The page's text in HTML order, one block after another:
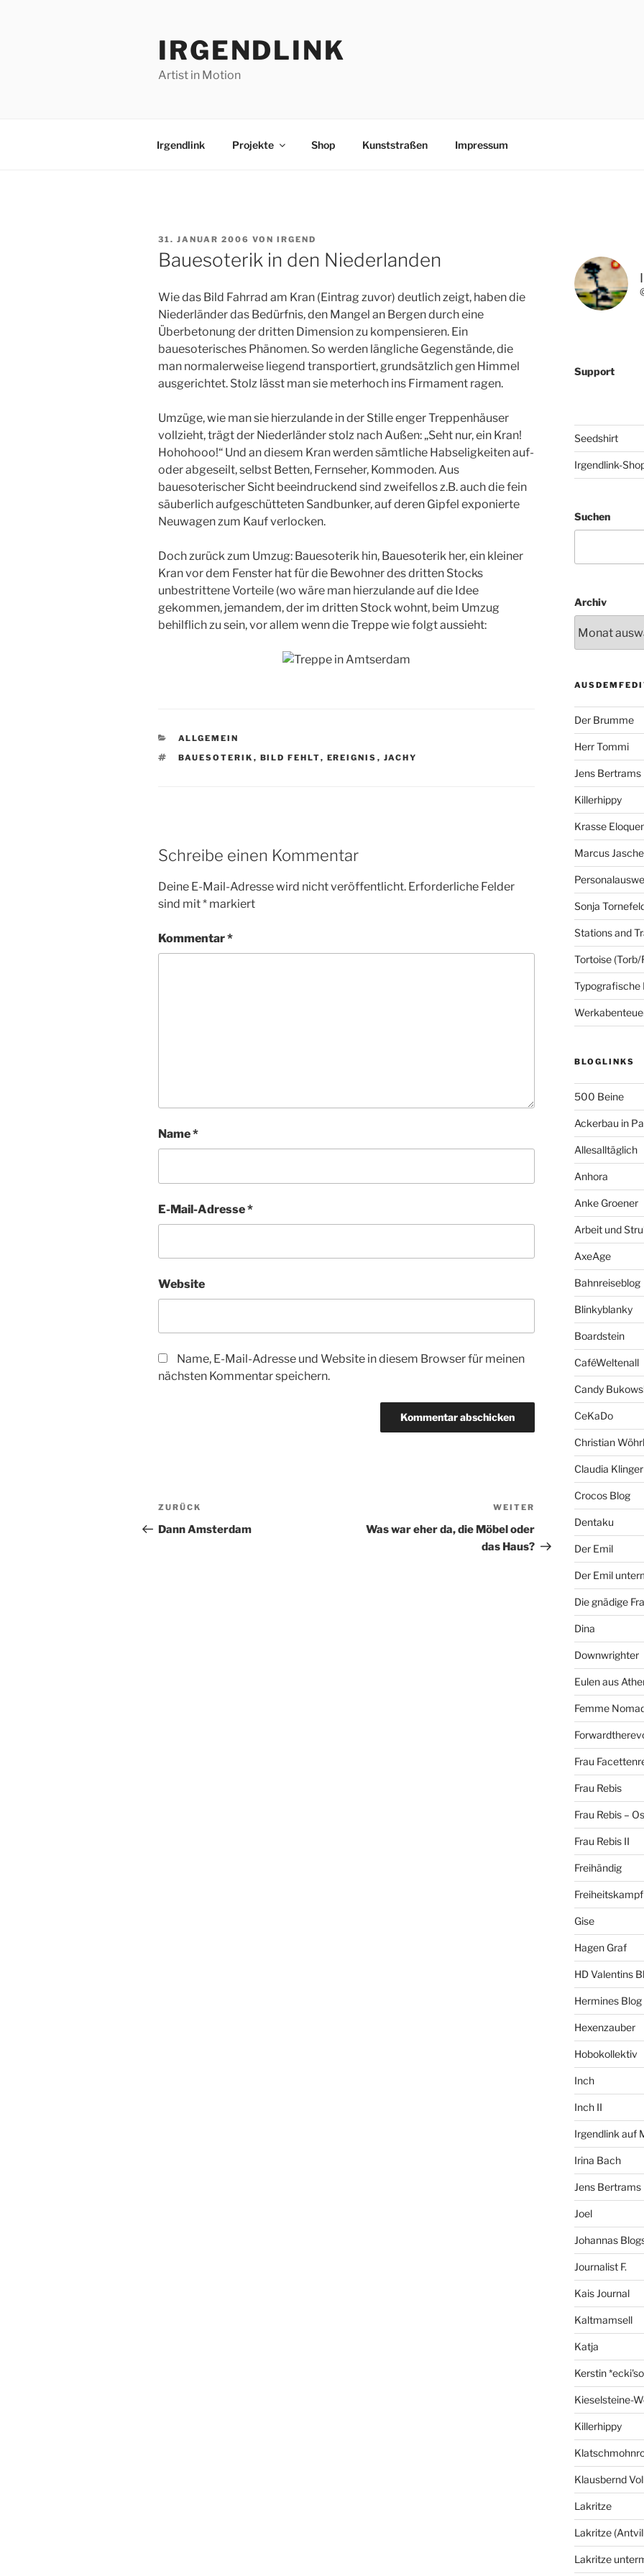
IRGENDLINK
Artist in Motion
Irgendlink Projekte Shop Kunststraßen Impressum
VERÖFFENTLICHT
AM
31. JANUAR 2006 VON IRGEND
Bauesoterik in den Niederlanden
Wie das Bild Fahrrad am Kran (Eintrag zuvor) deutlich zeigt, haben die
Niederländer das Bedürfnis, den Mangel an Bergen durch eine
Überbetonung der dritten Dimension zu kompensieren. Ein
bauesoterisches Phänomen. So werden längliche Gegenstände, die
man normalerweise liegend transportiert, grundsätzlich gen Himmel
ausgerichtet. Stolz lässt man sie meterhoch ins Firmament ragen.
Umzüge, wie man sie hierzulande in der Stille enger Treppenhäuser
vollzieht, trägt der Niederländer stolz nach Außen: „Seht nur, ein Kran!
Hohohooo!“ Und an diesem Kran werden sämtliche Habseligkeiten auf-
oder abgeseilt, selbst Betten, Fernseher, Kommoden. Aus
bauesoterischer Sicht beeindruckend sind zweifellos z.B. auch die fein
säuberlich aufgeschütteten Sandbunker, auf deren Gipfel exponierte
Neuwagen zum Kauf verlocken.
Doch zurück zum Umzug: Bauesoterik hin, Bauesoterik her, ein kleiner
Kran vor dem Fenster hat für die Bewohner des dritten Stocks
unbestrittene Vorteile (wo wäre man hierzulande auf die Idee
gekommen, jemandem, der im dritten Stock wohnt, beim Umzug
behilflich zu sein, vor allem wenn die Treppe wie folgt aussieht:
KATEGORIEN
ALLGEMEIN
SCHLAGWÖRTER
BAUESOTERIK , BILD FEHLT, EREIGNIS , JACHY
Schreibe einen Kommentar
Deine E-Mail-Adresse wird nicht veröffentlicht. Erforderliche Felder
sind mit* markiert
Kommentar*
Name*
E-Mail-Adresse*
Website
Name, E-Mail-Adresse und Website in diesem Browser für meinen
nächsten Kommentar speichern.
Beitragsnavigation
Vorheriger
Beitrag
ZURÜCK
Dann Amsterdam
Nächster
Beitrag
WEITER
Was war eher da, die Möbel oder
das Haus?
Support
Seedshirt
Irgendlink-
Suchen
Archiv
Der Brumme
Herr Tommi
Jens Bertrams
Killerhippy
Krasse
Marcus
Sonja
Stations and
Tortoise (Torb/
Typografische
BLOGLINKS
500 Beine
Ackerbau in
Allesalltäglich
Anhora
Anke Groener
Arbeit und
AxeAge
Bahnreiseblog
Blinkyblanky
Boardstein
CaféWeltenall
Candy
CeKaDo
Christian Wöhrl
Claudia Klinger
Crocos Blog
Dentaku
Der Emil
Der Emil
Die gnädige
Dina
Downwrighter
Eulen aus
Femme
Frau
Frau Rebis
Frau Rebis –
Frau Rebis II
Freihändig
Freiheitskampf
Gise
Hagen Graf
HD Valentins
Hermines Blog
Hexenzauber
Hobokollektiv
Inch
Inch II
Irgendlink auf
Irina Bach
Jens Bertrams
Joel
Johannas
Journalist F.
Kais Journal
Kaltmamsell
Katja
Kerstin
Kieselsteine-
Killerhippy
Klausbernd
Lakritze
Lakritze
Lakritze